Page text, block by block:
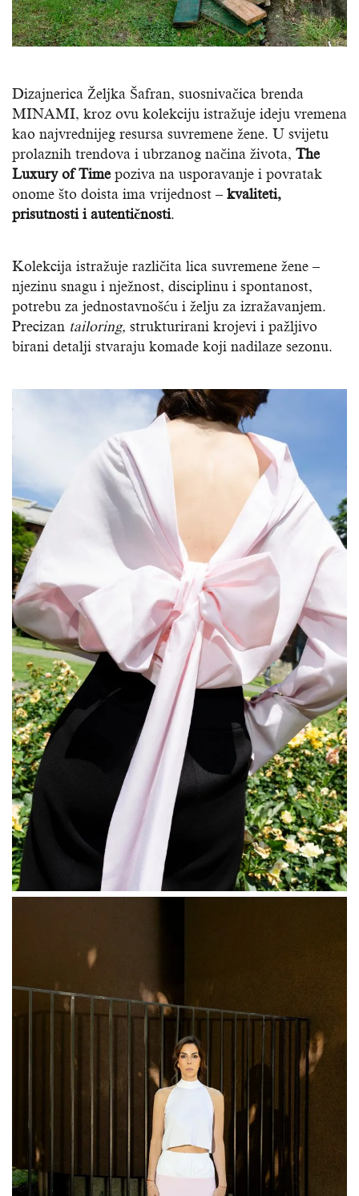
Dizajnerica Željka Šafran, suosnivačica brenda
MINAMI, kroz ovu kolekciju istražuje ideju vremena
kao najvrednijeg resursa suvremene žene. U svijetu
prolaznih trendova i ubrzanog načina života, The
Luxury of Timepoziva na usporavanje i povratak
onome što doista ima vrijednost – kvaliteti,
prisutnosti i autentičnosti.
Kolekcija istražuje različita lica suvremene žene –
njezinu snagu i nježnost, disciplinu i spontanost,
potrebu za jednostavnošću i želju za izražavanjem.
Precizan tailoring, strukturirani krojevi i pažljivo
birani detalji stvaraju komade koji nadilaze sezonu.